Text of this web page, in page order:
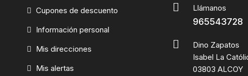
Cupones de descuento
Información personal
Mis direcciones
Mis alertas
Llámanos
965543728
Dino Zapatos
Isabel La
03803 ALCOY